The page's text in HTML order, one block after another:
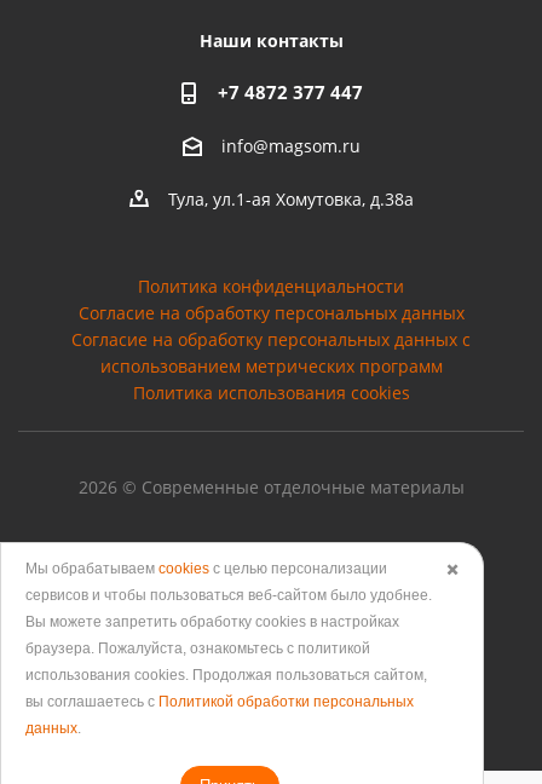
Наши контакты
+7 4872 377 447
info@magsom.ru
Тула, ул.1-ая Хомутовка, д.38а
Политика конфиденциальности
Согласие на обработку персональных данных
Cогласие на обработку персональных данных с
использованием метрических программ
Политика использования cookies
2026 © Современные отделочные материалы
Версия для печати
✖️
Мы обрабатываем cookies с целью персонализации
сервисов и чтобы пользоваться веб-сайтом было удобнее.
Вы можете запретить обработку сookies в настройках
браузера. Пожалуйста, ознакомьтесь с политикой
использования cookies. Продолжая пользоваться сайтом,
вы соглашаетесь с Политикой обработки персональных
данных.